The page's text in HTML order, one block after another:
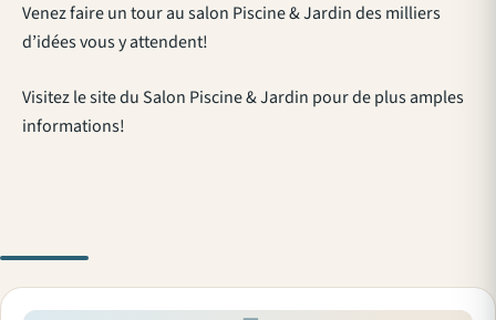
Venez faire un tour au salon Piscine & Jardin des milliers
d’idées vous y attendent!
Visitez le site du Salon Piscine & Jardin pour de plus amples
informations!